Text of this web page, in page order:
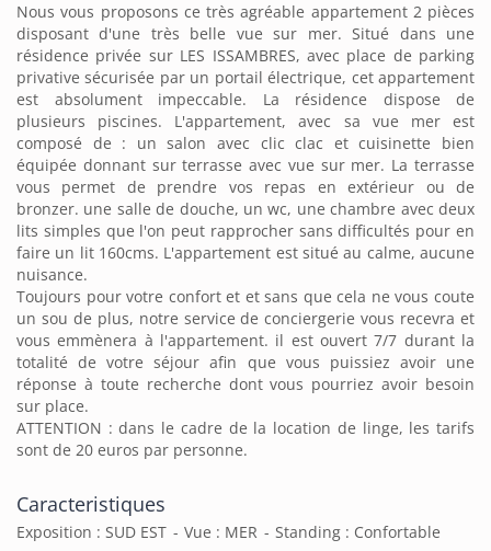
Nous vous proposons ce très agréable appartement 2 pièces
disposant d'une très belle vue sur mer. Situé dans une
résidence privée sur LES ISSAMBRES, avec place de parking
privative sécurisée par un portail électrique, cet appartement
est absolument impeccable. La résidence dispose de
plusieurs piscines. L'appartement, avec sa vue mer est
composé de : un salon avec clic clac et cuisinette bien
équipée donnant sur terrasse avec vue sur mer. La terrasse
vous permet de prendre vos repas en extérieur ou de
bronzer. une salle de douche, un wc, une chambre avec deux
lits simples que l'on peut rapprocher sans difficultés pour en
faire un lit 160cms. L'appartement est situé au calme, aucune
nuisance.
Toujours pour votre confort et et sans que cela ne vous coute
un sou de plus, notre service de conciergerie vous recevra et
vous emmènera à l'appartement. il est ouvert 7/7 durant la
totalité de votre séjour afin que vous puissiez avoir une
réponse à toute recherche dont vous pourriez avoir besoin
sur place.
ATTENTION : dans le cadre de la location de linge, les tarifs
sont de 20 euros par personne.
Caracteristiques
Exposition : SUD EST Vue : MER
Standing : Confortable